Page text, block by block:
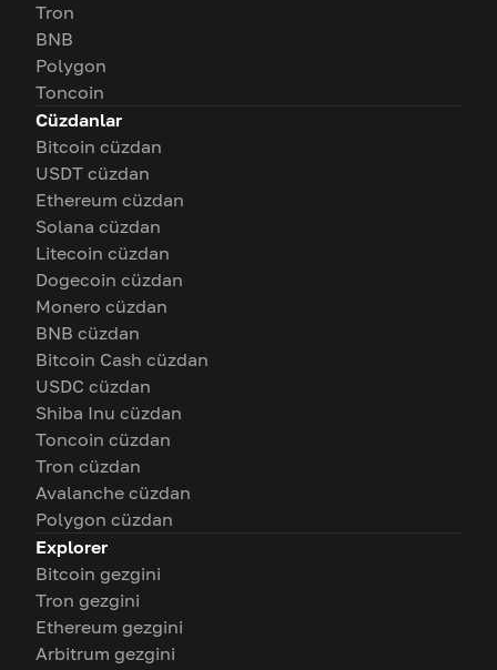
Tron
BNB
Polygon
Toncoin
Cüzdanlar
Bitcoin cüzdan
USDT cüzdan
Ethereum cüzdan
Solana cüzdan
Litecoin cüzdan
Dogecoin cüzdan
Monero cüzdan
BNB cüzdan
Bitcoin Cash cüzdan
USDC cüzdan
Shiba Inu cüzdan
Toncoin cüzdan
Tron cüzdan
Avalanche cüzdan
Polygon cüzdan
Explorer
Bitcoin gezgini
Tron gezgini
Ethereum gezgini
Arbitrum gezgini